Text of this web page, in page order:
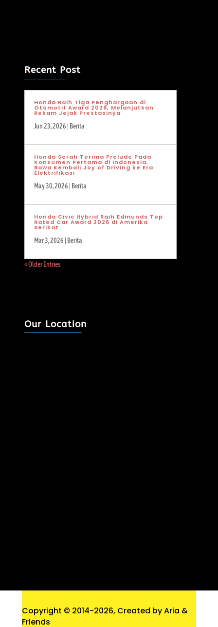
Recent Post
Honda Raih Tiga Penghargaan di
Otomotif Award 2026, Melanjutkan
Rekam Jejak Prestasinya
Jun 23, 2026 | Berita
Honda Serah Terima Prelude Pada
Konsumen Pertama di Indonesia,
Bawa Kembali Joy of Driving ke Era
Elektrifikasi
May 30, 2026 | Berita
Honda Civic Hybrid Raih Edmunds Top
Rated Car Award 2026 di Amerika
Serikat
Mar 3, 2026 | Berita
« Older Entries
Our Location
Copyright © 2014-2026, Created by Aria &
Friends